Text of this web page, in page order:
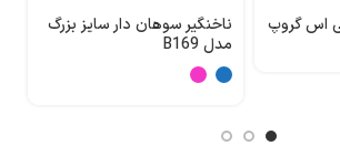
اس گروپ
ناخنگیر سوهان دار سایز بزرگ
مدل B169